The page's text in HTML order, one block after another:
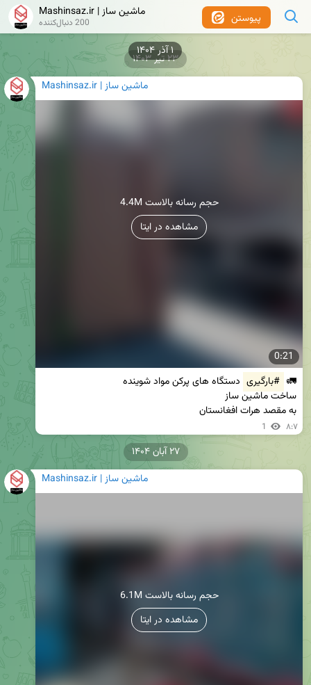
۱ آذر ۱۴۰۴
پیوستن Mashinsaz.ir | ماشین ساز
200 دنبال‌کننده
Mashinsaz.ir | ماشین ساز
0:21
4.4M حجم رسانه بالاست
مشاهده در ایتا
🚛 #بارگیری
به مقصد هرات افغانستان
1 ۸:۷
۲۳ تیر ۱۴۰۳
Mashinsaz.ir | ماشین ساز
6.1M حجم رسانه بالاست
مشاهده در ایتا
۲۷ آبان ۱۴۰۴